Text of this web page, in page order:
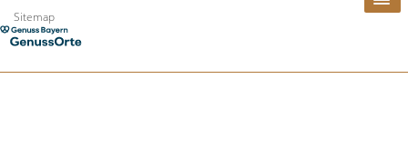
Zum
Inhalt
Sitemap